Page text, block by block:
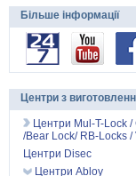
Більше інформації
Центри з
Центри Mul-T-Lock /
/Bear Lock/ RB-Locks /
Центри Disec
Центри Abloy